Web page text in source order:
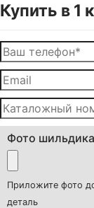
Купить в 1
Фото
Приложите фото
деталь